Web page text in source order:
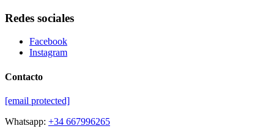
Redes sociales
Facebook
Instagram
Contacto
[email protected]
Whatsapp: +34 667996265